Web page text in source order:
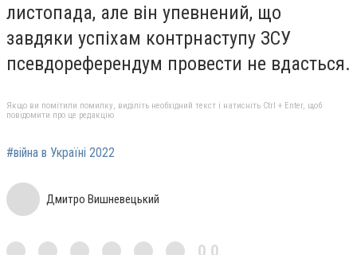
листопада, але він упевнений, що
завдяки успіхам контрнаступу ЗСУ
псевдореферендум провести не вдасться.
Якщо ви помітили помилку, виділіть необхідний текст і натисніть Ctrl + Enter, щоб
повідомити про це редакцію
#війна в Україні 2022
Дмитро Вишневецький
0,0